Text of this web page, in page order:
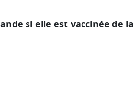
si elle est vaccinée de la